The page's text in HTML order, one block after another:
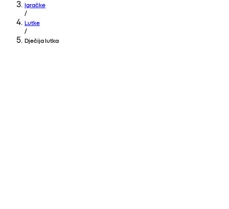
Igračke
/
Lutke
/
Dječija lutka